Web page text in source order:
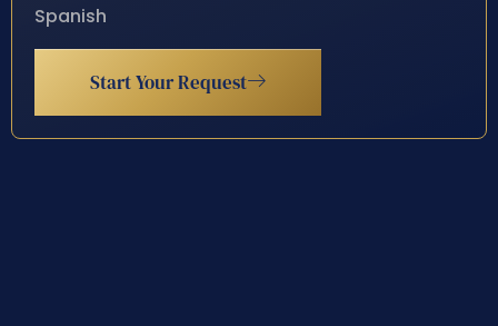
Spanish
Start Your Request